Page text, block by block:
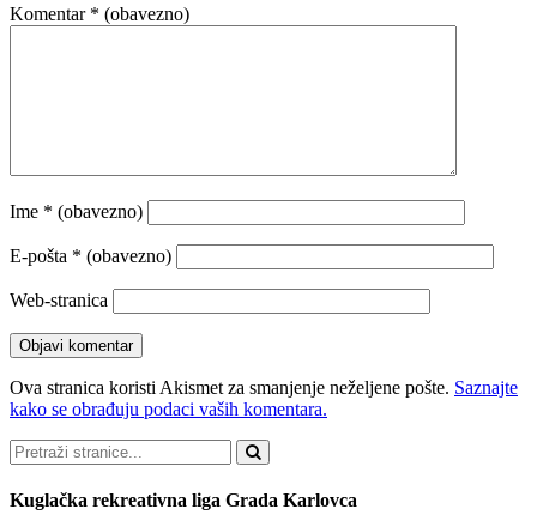
Komentar * (obavezno)
Ime * (obavezno)
E-pošta * (obavezno)
Web-stranica
Ova stranica koristi Akismet za smanjenje neželjene pošte. Saznajte
kako se obrađuju podaci vaših komentara.
Pretraži
Kuglačka rekreativna liga Grada Karlovca